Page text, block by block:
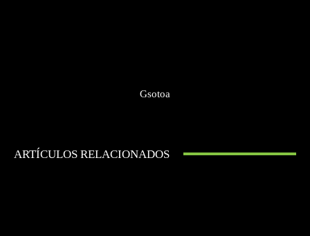
Gsotoa
ARTÍCULOS RELACIONADOS